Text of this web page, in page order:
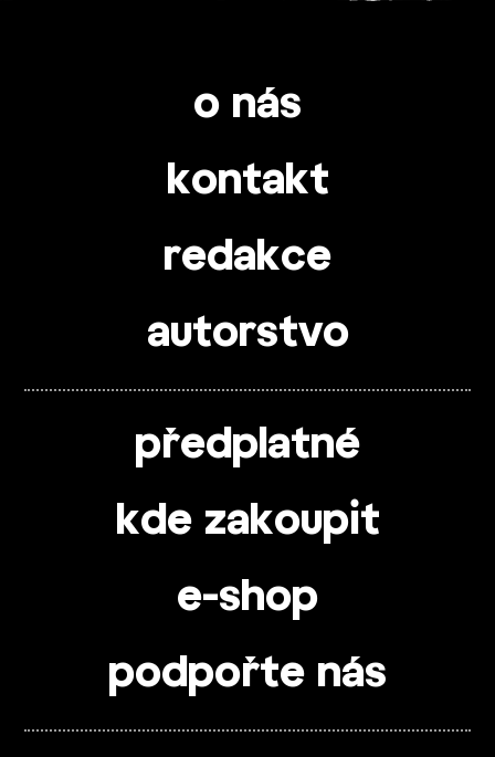
o nás
kontakt
redakce
autorstvo
předplatné
kde zakoupit
e-shop
podpořte nás